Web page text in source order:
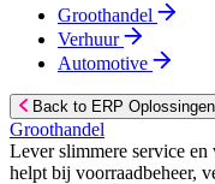
Groothandel
Verhuur
Automotive
Back to ERP Oplossingen
Groothandel
Lever slimmere service
helpt bij voorraadbeheer,